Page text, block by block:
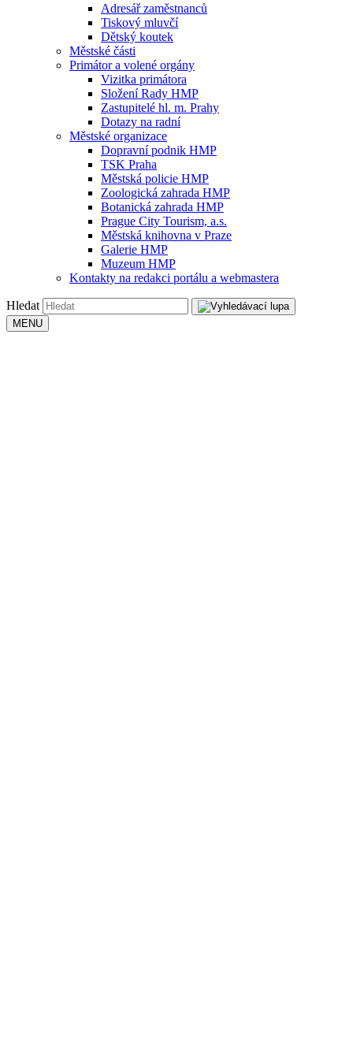
Adresář zaměstnanců
Tiskový mluvčí
Dětský koutek
Městské části
Primátor a volené orgány
Vizitka primátora
Složení Rady HMP
Zastupitelé hl. m. Prahy
Dotazy na radní
Městské organizace
Dopravní podnik HMP
TSK Praha
Městská policie HMP
Zoologická zahrada HMP
Botanická zahrada HMP
Prague City Tourism, a.s.
Městská knihovna v Praze
Galerie HMP
Muzeum HMP
Kontakty na redakci portálu a webmastera
Hledat
MENU